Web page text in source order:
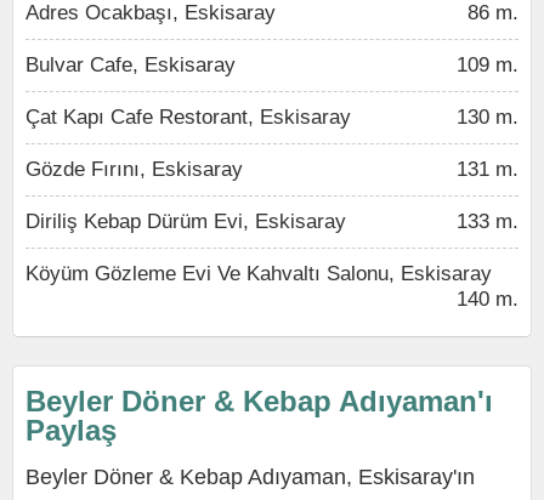
Adres Ocakbaşı, Eskisaray 86 m.
Bulvar Cafe, Eskisaray 109 m.
Çat Kapı Cafe Restorant, Eskisaray 130 m.
Gözde Fırını, Eskisaray 131 m.
Diriliş Kebap Dürüm Evi, Eskisaray 133 m.
Köyüm Gözleme Evi Ve Kahvaltı Salonu, Eskisaray
140 m.
Beyler Döner & Kebap Adıyaman'ı
Paylaş
Beyler Döner & Kebap Adıyaman, Eskisaray'ın